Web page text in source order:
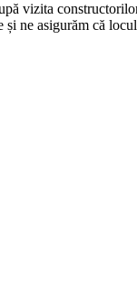
vizita
ne asigurăm că